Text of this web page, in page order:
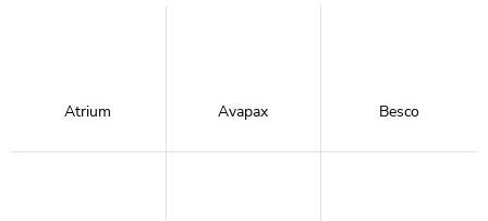
Atrium Avapax Besco